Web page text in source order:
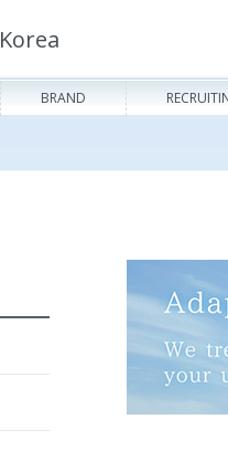
Korea
BRAND